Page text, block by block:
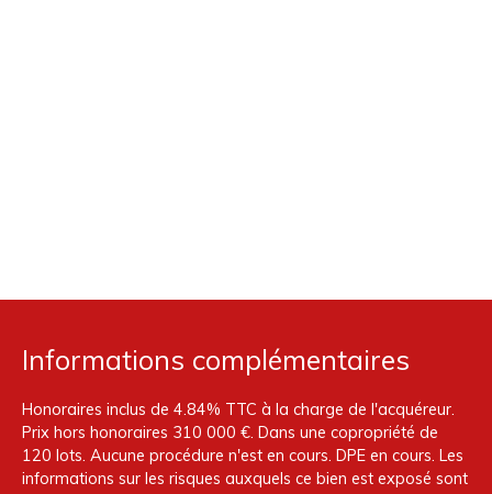
Informations complémentaires
Honoraires inclus de 4.84% TTC à la charge de l'acquéreur.
Prix hors honoraires 310 000 €. Dans une copropriété de
120 lots. Aucune procédure n'est en cours. DPE en cours. Les
informations sur les risques auxquels ce bien est exposé sont